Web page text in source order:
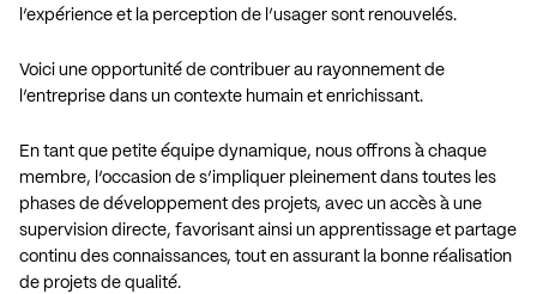
l’expérience et la perception de l’usager sont renouvelés.
Voici une opportunité de contribuer au rayonnement de
l’entreprise dans un contexte humain et enrichissant.
En tant que petite équipe dynamique, nous offrons à chaque
membre, l’occasion de s’impliquer pleinement dans toutes les
phases de développement des projets, avec un accès à une
supervision directe, favorisant ainsi un apprentissage et partage
continu des connaissances, tout en assurant la bonne réalisation
de projets de qualité.